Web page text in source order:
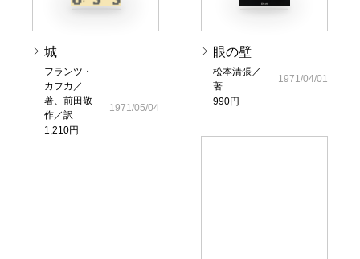
城
フランツ・
カフカ／
著、前田敬
作／訳
1,210円
1971/05/04
眼の壁
松本清張／
著
990円
1971/04/01